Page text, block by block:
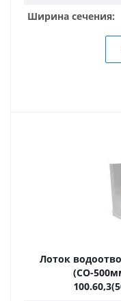
Ширина сечения:
Лоток
(СО-